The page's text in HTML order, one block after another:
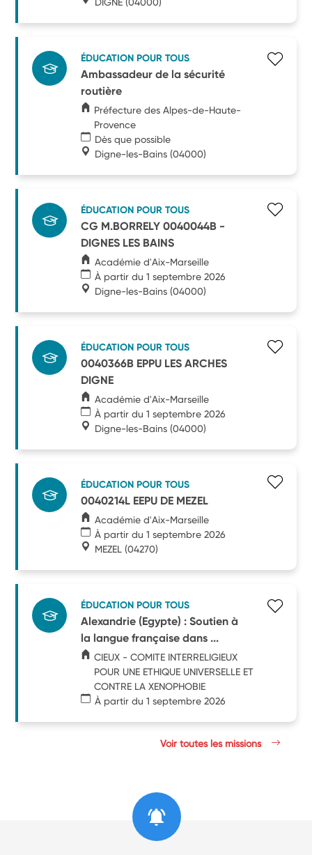
ÉDUCATION POUR TOUS
Ambassadeur de la sécurité
routière
Préfecture des Alpes-de-Haute-
Provence
Dès que possible
Digne-les-Bains (04000)
ÉDUCATION POUR TOUS
CG M.BORRELY 0040044B -
DIGNES LES BAINS
Académie d'Aix-Marseille
À partir du 1 septembre 2026
Digne-les-Bains (04000)
ÉDUCATION POUR TOUS
0040366B EPPU LES ARCHES
DIGNE
Académie d'Aix-Marseille
À partir du 1 septembre 2026
Digne-les-Bains (04000)
ÉDUCATION POUR TOUS
0040214L EEPU DE MEZEL
Académie d'Aix-Marseille
À partir du 1 septembre 2026
MEZEL (04270)
ÉDUCATION POUR TOUS
Alexandrie (Egypte) : Soutien à
la langue française dans ...
CIEUX - COMITE INTERRELIGIEUX
POUR UNE ETHIQUE UNIVERSELLE ET
CONTRE LA XENOPHOBIE
À partir du 1 septembre 2026
Voir toutes les missions